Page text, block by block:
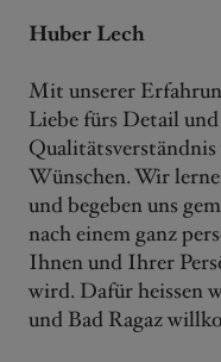
Huber Lech
Mit unserer
Liebe fürs Detail
Wünschen. Wir
und begeben uns
nach einem ganz
Ihnen und Ihrer
wird. Dafür heissen
und Bad Ragaz